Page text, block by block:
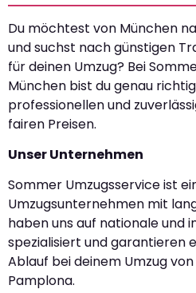
Du möchtest von München
und suchst nach günstigen
für deinen Umzug? Bei
München bist du genau
professionellen und
fairen Preisen.
Unser Unternehmen
Sommer Umzugsservice ist
Umzugsunternehmen mit
haben uns auf nationale und
spezialisiert und garantieren
Ablauf bei deinem Umzug
Pamplona.